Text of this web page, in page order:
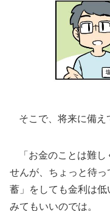
そこで、将来に備え
「お金のことは難し
せんが、ちょっと待
蓄」をしても金利は
みてもいいのでは。